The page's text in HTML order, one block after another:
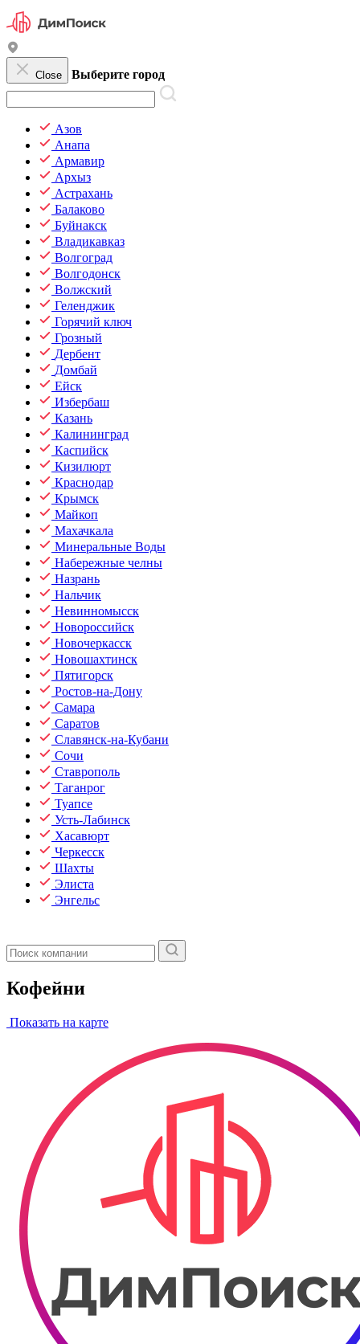
Close Выберите город
Азов
Анапа
Армавир
Архыз
Астрахань
Балаково
Буйнакск
Владикавказ
Волгоград
Волгодонск
Волжский
Геленджик
Горячий ключ
Грозный
Дербент
Домбай
Ейск
Избербаш
Казань
Калининград
Каспийск
Кизилюрт
Краснодар
Крымск
Майкоп
Махачкала
Минеральные Воды
Набережные челны
Назрань
Нальчик
Невинномысск
Новороссийск
Новочеркасск
Новошахтинск
Пятигорск
Ростов-на-Дону
Самара
Саратов
Славянск-на-Кубани
Сочи
Ставрополь
Таганрог
Туапсе
Усть-Лабинск
Хасавюрт
Черкесск
Шахты
Элиста
Энгельс
Кофейни
Показать на карте